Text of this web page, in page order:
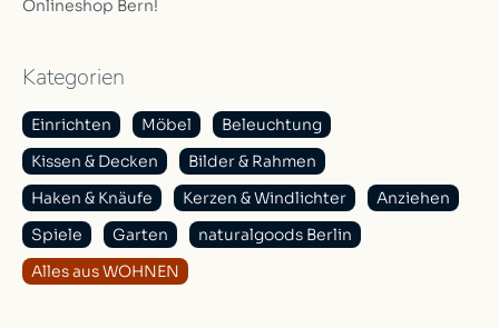
Onlineshop Bern!
Kategorien
Einrichten Möbel
Beleuchtung
Kissen & Decken
Bilder & Rahmen
Haken & Knäufe
Kerzen & Windlichter
Anziehen
Spiele
Garten
naturalgoods Berlin
Alles aus WOHNEN